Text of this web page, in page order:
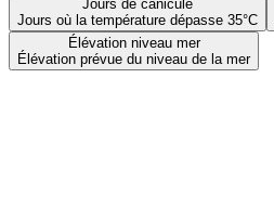
Jours de canicule
Jours où la température dépasse 35°C
Élévation niveau mer
Élévation prévue du niveau de la mer